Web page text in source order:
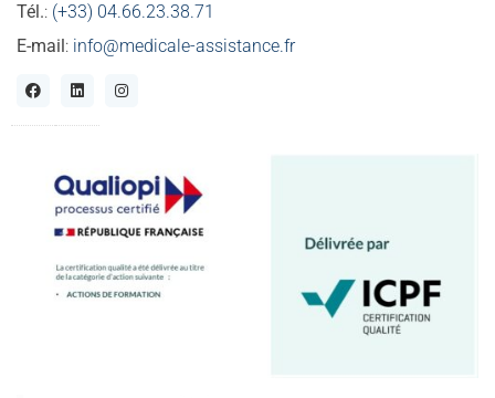
Tél.: (+33) 04.66.23.38.71
E-mail: info@medicale-assistance.fr